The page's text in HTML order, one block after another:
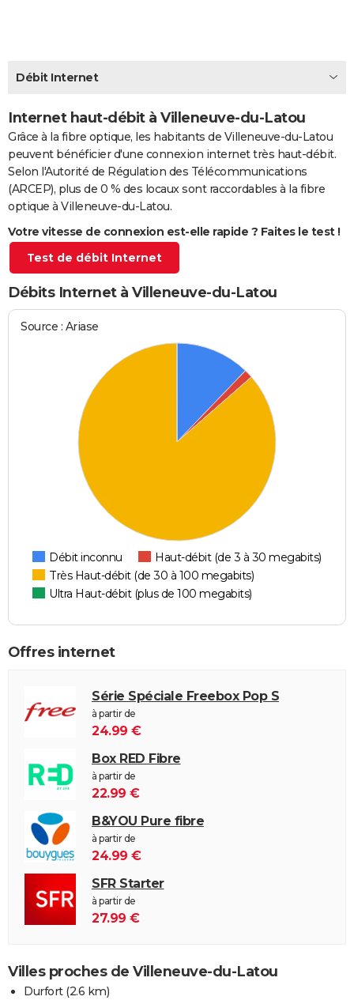
BONS PLANS
CARTE DE VOEUX
Carte de Noël
Carte Bonne année
Carte Saint-Valentin
Carte Pâques
Carte d'anniversaire
DICTIONNAIRE
Dictionnaire
Biographies
Citations
Expressions
Proverbes
PROGRAMME TV
COPAINS D'AVANT
S'inscrire
Se connecter
Lycées
Collèges
Primaires
Universités
Entreprises
Service militaire
Avis de recherche
AVIS DE DÉCÈS
FORUM
Débit Internet
Internet haut-débit à Villeneuve-du-Latou
Grâce à la fibre optique, les habitants de Villeneuve-du-Latou
peuvent bénéficier d'une connexion internet très haut-débit.
Selon l'Autorité de Régulation des Télécommunications
(ARCEP), plus de 0 % des locaux sont raccordables à la fibre
optique à Villeneuve-du-Latou.
Votre vitesse de connexion est-elle rapide ? Faites le test !
Test de débit Internet
Débits Internet à Villeneuve-du-Latou
Source : Ariase
Débit inconnu
Haut-débit (de 3 à 30 megabits)
Très Haut-débit (de 30 à 100 megabits)
Ultra Haut-débit (plus de 100 megabits)
Offres internet
Série Spéciale Freebox Pop S
à partir de
24.99 €
Box RED Fibre
à partir de
22.99 €
B&YOU Pure fibre
à partir de
24.99 €
SFR Starter
à partir de
27.99 €
Villes proches de Villeneuve-du-Latou
Durfort(2.6 km)